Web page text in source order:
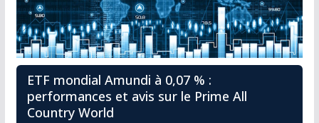
ETF mondial Amundi à 0,07 % :
performances et avis sur le Prime All
Country World